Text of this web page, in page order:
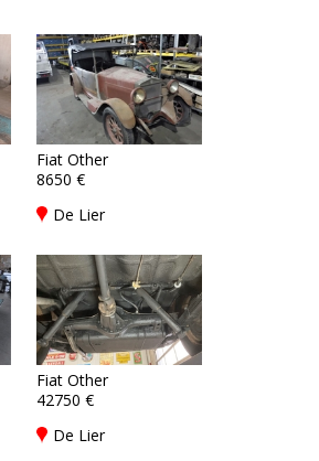
Fiat Other
8650 €
De Lier
Fiat Other
42750 €
De Lier